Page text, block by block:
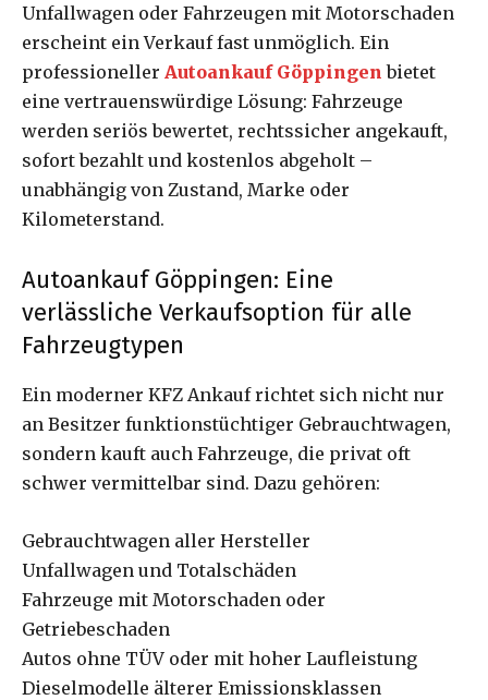
Unfallwagen oder Fahrzeugen mit Motorschaden
erscheint ein Verkauf fast unmöglich. Ein
professioneller Autoankauf Göppingen bietet
eine vertrauenswürdige Lösung: Fahrzeuge
werden seriös bewertet, rechtssicher angekauft,
sofort bezahlt und kostenlos abgeholt –
unabhängig von Zustand, Marke oder
Kilometerstand.
Autoankauf Göppingen: Eine
verlässliche Verkaufsoption für alle
Fahrzeugtypen
Ein moderner KFZ Ankauf richtet sich nicht nur
an Besitzer funktionstüchtiger Gebrauchtwagen,
sondern kauft auch Fahrzeuge, die privat oft
schwer vermittelbar sind. Dazu gehören:
Gebrauchtwagen aller Hersteller
Unfallwagen und Totalschäden
Fahrzeuge mit Motorschaden oder
Getriebeschaden
Autos ohne TÜV oder mit hoher Laufleistung
Dieselmodelle älterer Emissionsklassen